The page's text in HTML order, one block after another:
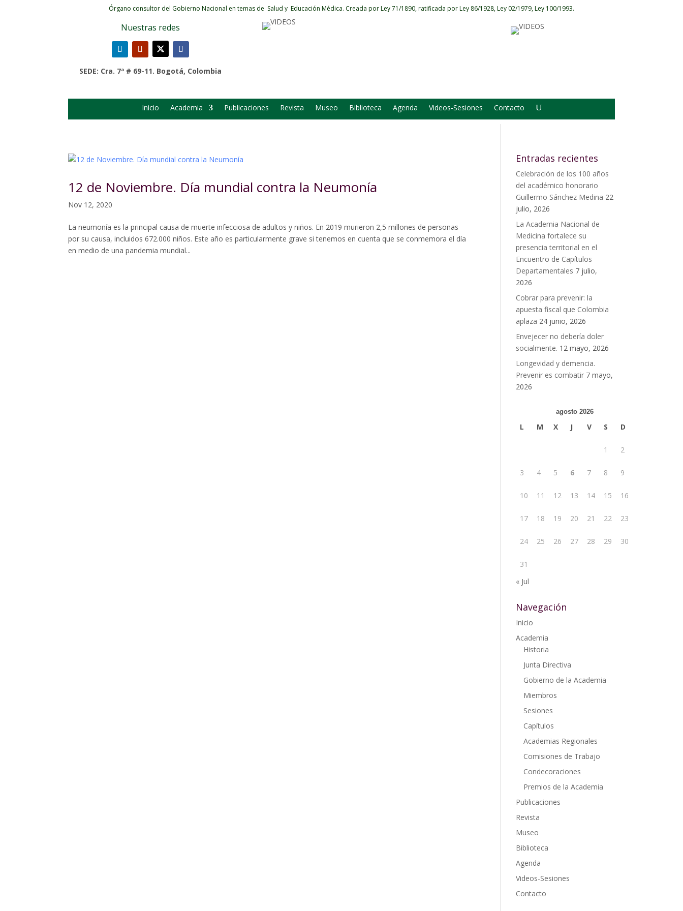
Órgano consultor del Gobierno Nacional en temas de Salud y Educación Médica. Creada por Ley 71/1890, ratificada por Ley 86/1928, Ley 02/1979, Ley 100/1993.
Nuestras redes
SEDE: Cra. 7ª # 69-11. Bogotá, Colombia
Inicio Academia Publicaciones Revista Museo Biblioteca Agenda Videos-Sesiones Contacto
12 de Noviembre. Día mundial contra la Neumonía
Nov 12, 2020
La neumonía es la principal causa de muerte infecciosa de adultos y niños. En 2019 murieron 2,5 millones de personas
por su causa, incluidos 672.000 niños. Este año es particularmente grave si tenemos en cuenta que se conmemora el día
en medio de una pandemia mundial...
Entradas recientes
Celebración de los 100 años
del académico honorario
Guillermo Sánchez Medina 22
julio, 2026
La Academia Nacional de
Medicina fortalece su
presencia territorial en el
Encuentro de Capítulos
Departamentales 7 julio,
2026
Cobrar para prevenir: la
apuesta fiscal que Colombia
aplaza 24 junio, 2026
Envejecer no debería doler
socialmente. 12 mayo, 2026
Longevidad y demencia.
Prevenir es combatir 7 mayo,
2026
agosto 2026
L M X J V S D
1 2
3 4 5 6 7 8 9
10 11 12 13 14 15 16
17 18 19 20 21 22 23
24 25 26 27 28 29 30
31
« Jul
Navegación
Inicio
Academia
Historia
Junta Directiva
Gobierno de la Academia
Miembros
Sesiones
Capítulos
Academias Regionales
Comisiones de Trabajo
Condecoraciones
Premios de la Academia
Publicaciones
Revista
Museo
Biblioteca
Agenda
Videos-Sesiones
Contacto